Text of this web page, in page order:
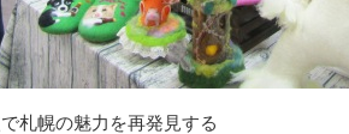
札幌の魅力を再発見する